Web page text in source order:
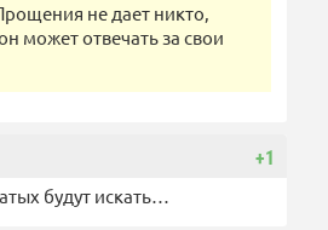
не дает никто,
может отвечать за свои
+1
будут искать…